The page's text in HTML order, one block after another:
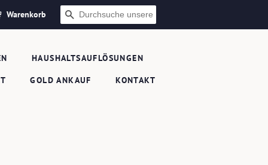
Warenkorb SUCHEN
HAUSHALTSAUFLÖSUNGEN
GOLD ANKAUF KONTAKT